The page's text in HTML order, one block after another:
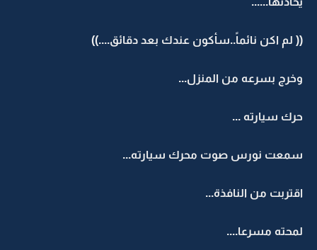
(( لم اكن نائماً..سأكون عندك بعد دقائق....))
وخرج بسرعه من المنزل...
حرك سيارته ...
سمعت نورس صوت محرك سيارته...
اقتربت من النافذة...
لمحته مسرعا....